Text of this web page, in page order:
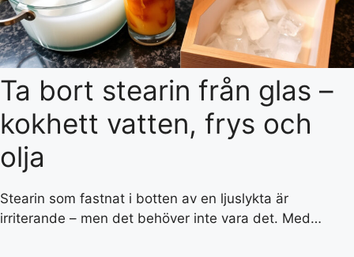
Ta bort stearin från glas –
kokhett vatten, frys och
olja
Stearin som fastnat i botten av en ljuslykta är
irriterande – men det behöver inte vara det. Med…